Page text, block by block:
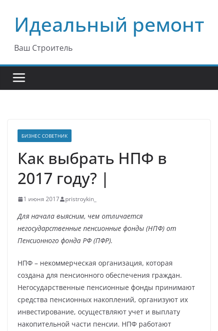
содержимому
Идеальный ремонт
Ваш Строитель
БИЗНЕС СОВЕТНИК
Как выбрать НПФ в
2017 году? |
1 июня 2017 pristroykin_
Для начала выясним, чем отличается
негосударственные пенсионные фонды (НПФ) от
Пенсионного фонда РФ (ПФР).
НПФ – некоммерческая организация, которая
создана для пенсионного обеспечения граждан.
Негосударственные пенсионные фонды принимают
средства пенсионных накоплений, организуют их
инвестирование, осуществляют учет и выплату
накопительной части пенсии. НПФ работают